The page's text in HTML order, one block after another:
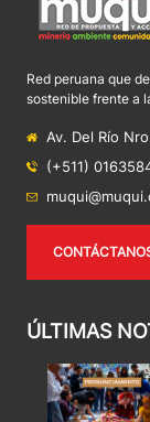
Red peruana que
sostenible frente a
Av. Del Río
(+511)
ÚLTIMAS